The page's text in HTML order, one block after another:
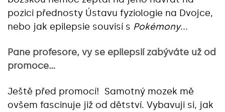
pozici přednosty Ústavu fyziologie na Dvojce,
nebo jak epilepsie souvisí s Pokémony...
Pane profesore, vy se epilepsií zabýváte už od
promoce…
Ještě před promocí! Samotný mozek mě
ovšem fascinuje již od dětství. Vybavuji si, jak